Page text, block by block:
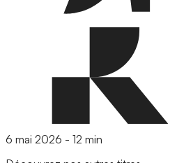
6 mai 2026 - 12 min